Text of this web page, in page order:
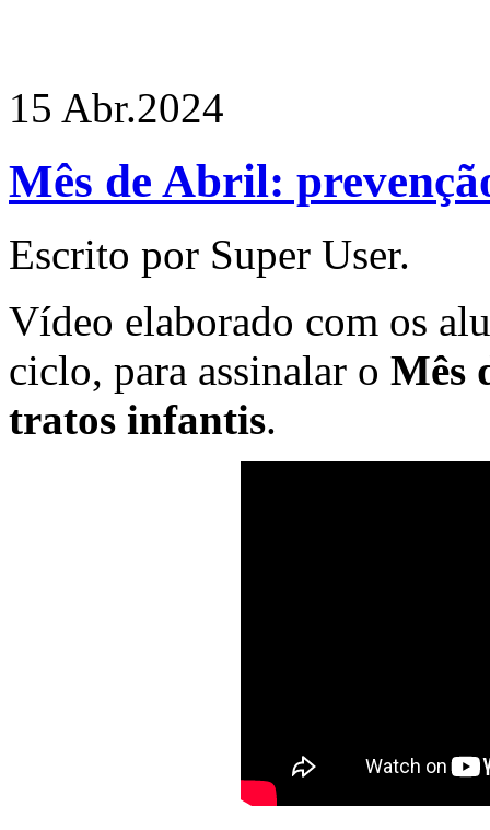
15 Abr.2024
Mês de Abril:
Escrito por Super User.
Vídeo elaborado com os
ciclo, para assinalar o Mês
tratos infantis.